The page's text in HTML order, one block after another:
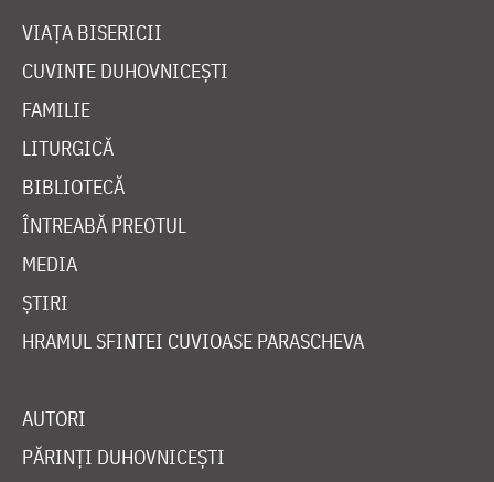
VIAȚA BISERICII
CUVINTE DUHOVNICEȘTI
FAMILIE
LITURGICĂ
BIBLIOTECĂ
ÎNTREABĂ PREOTUL
MEDIA
ȘTIRI
HRAMUL SFINTEI CUVIOASE PARASCHEVA
AUTORI
PĂRINȚI DUHOVNICEȘTI